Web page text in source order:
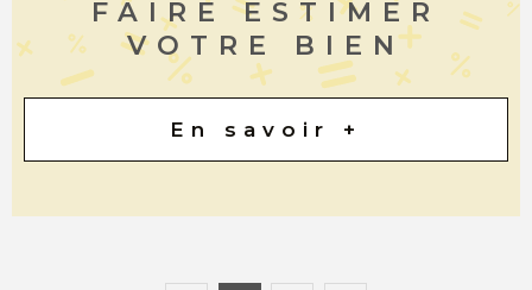
FAIRE ESTIMER
VOTRE BIEN
En savoir +